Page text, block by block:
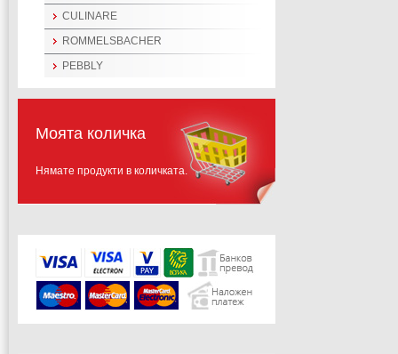
CULINARE
ROMMELSBACHER
PEBBLY
Моята количка
Нямате продукти в количката.